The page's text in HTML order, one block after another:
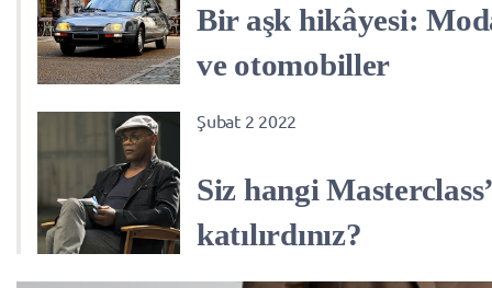
Bir aşk hikâyesi:
ve otomobiller
Şubat 2 2022
Siz hangi
katılırdınız?